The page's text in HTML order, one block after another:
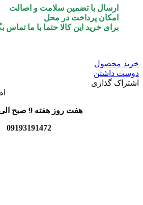
ارسال با تضمین سلامت و اصالت
امکان پرداخت در محل
برای خرید این کالا حتما با ما تماس
خرید محصول
دوست داشتن
اشتراک گذاری
هفت روز هفته 9 صبح الی 9 شب
09193191472